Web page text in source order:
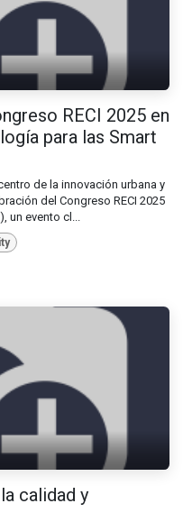
RECI 2025 en
para las Smart
de la innovación urbana y
del Congreso RECI 2025
un evento cl...
calidad y